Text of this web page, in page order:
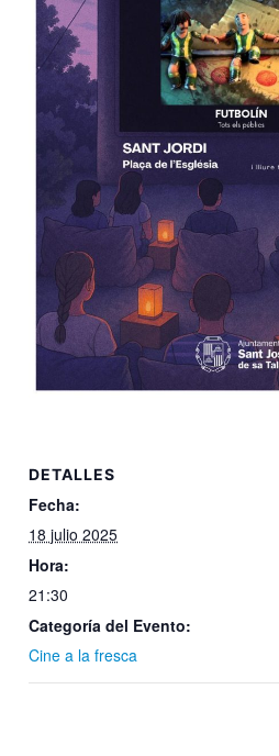
DETALLES
Fecha:
18 julio 2025
Hora:
21:30
Categoría del Evento:
Cine a la fresca